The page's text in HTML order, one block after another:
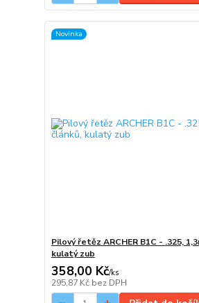
Novinka
Pilový řetěz ARCHER B1C - .325,
kulatý zub
358,00 Kč/ks
295,87 Kč bez DPH